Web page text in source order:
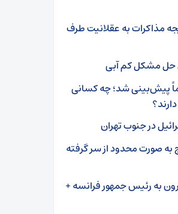
مذاکرات به عقلانیت طرف
حل مشکل کم آبی
پیش‌بینی شد؛ چه کسانی
به صورت محدود از سر گرفته
به رئیس جمهور فرانسه +